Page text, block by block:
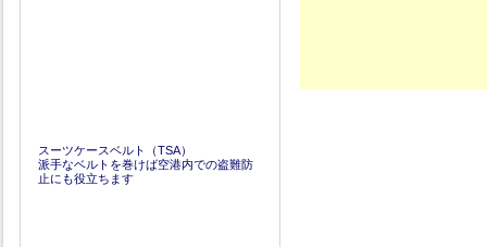
スーツケースベルト（TSA）
派手なベルトを巻けば空港内での盗難防
止にも役立ちます